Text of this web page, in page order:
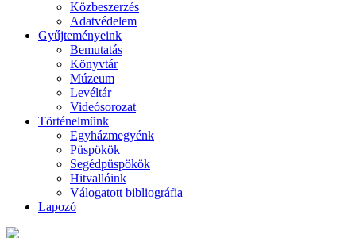
Közbeszerzés
Adatvédelem
Gyűjteményeink
Bemutatás
Könyvtár
Múzeum
Levéltár
Videósorozat
Történelmünk
Egyházmegyénk
Püspökök
Segédpüspökök
Hitvallóink
Válogatott bibliográfia
Lapozó